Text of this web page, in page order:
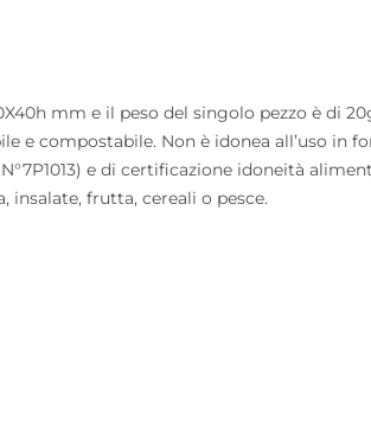
mm e il peso del singolo pezzo è di
e compostabile. Non è idonea all’uso in
e di certificazione idoneità
insalate, frutta, cereali o pesce.